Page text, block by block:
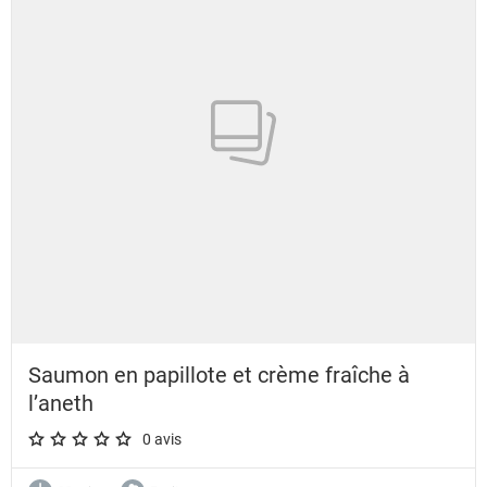
Saumon en papillote et crème fraîche à
l’aneth
A star rating of 0 out of 5.
0 avis